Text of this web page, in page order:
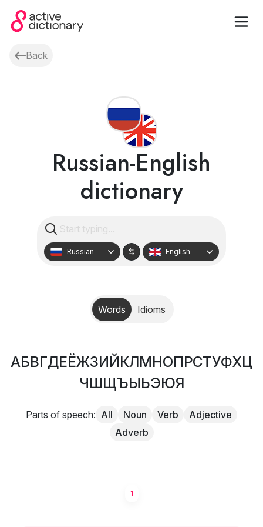
Back
Russian-English
dictionary
Russian English
Words Idioms
АБВГДЕЁЖЗИЙКЛМНОПРСТУФХЦ
ЧШЩЪЫЬЭЮЯ
Parts of speech: All Noun Verb
Adjective
Adverb
1